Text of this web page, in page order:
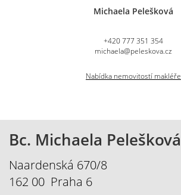
Michaela Pelešková
+420 777 351 354
michaela@peleskova.cz
Nabídka nemovitostí makléře
Bc. Michaela Pelešková
Naardenská 670/8
162 00 Praha 6